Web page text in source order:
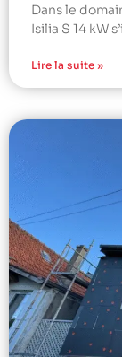
Dans le
Isilia S 14 kW
Lire la suite »